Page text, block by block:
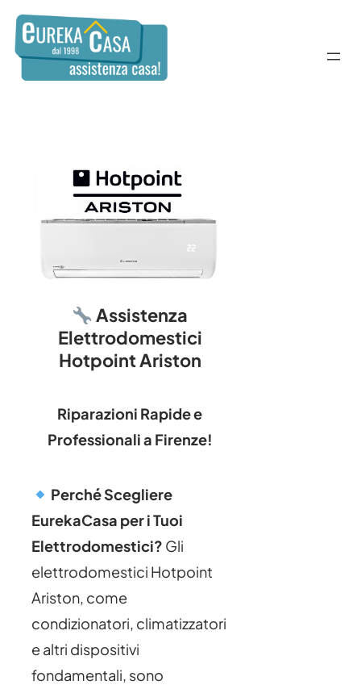
Assistenza
Elettrodomestici
Hotpoint Ariston
Riparazioni Rapide e
Professionali a Firenze!
Perché Scegliere
EurekaCasa per i Tuoi
Elettrodomestici? Gli
elettrodomestici Hotpoint
Ariston, come
condizionatori, climatizzatori
e altri dispositivi
fondamentali, sono